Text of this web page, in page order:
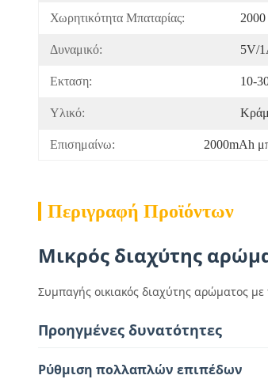
Χωρητικότητα Μπαταρίας:
Δυναμικό: 5V/
Εκταση: 10-
Υλικό:
Επισημαίνω: 2000mAh
Περιγραφή Προϊόντων
Μικρός διαχύτης
Συμπαγής οικιακός διαχύτης αρώματος με
Προηγμένες δυνατότητες
Ρύθμιση πολλαπλών επιπέδων